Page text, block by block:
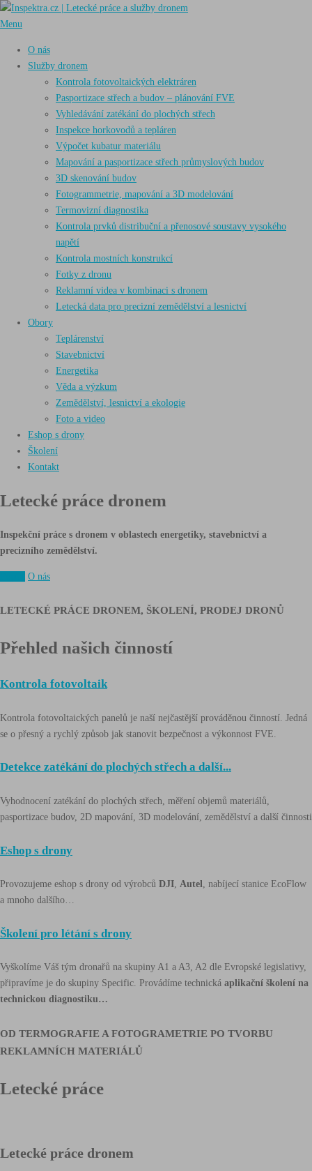
Přeskočit
na
Menu
O nás
Služby dronem
Kontrola fotovoltaických elektráren
Pasportizace střech a budov – plánování FVE
Vyhledávání zatékání do plochých střech
Inspekce horkovodů a tepláren
Výpočet kubatur materiálu
Mapování a pasportizace střech průmyslových budov
3D skenování budov
Fotogrammetrie, mapování a 3D modelování
Termovizní diagnostika
Kontrola prvků distribuční a přenosové soustavy vysokého
napětí
Kontrola mostních konstrukcí
Fotky z dronu
Reklamní videa v kombinaci s dronem
Letecká data pro precizní zemědělství a lesnictví
Obory
Teplárenství
Stavebnictví
Energetika
Věda a výzkum
Zemědělství, lesnictví a ekologie
Foto a video
Eshop s drony
Školení
Kontakt
Letecké práce dronem
Inspekční práce s dronem v oblastech energetiky, stavebnictví a
precizního zemědělství.
O nás
LETECKÉ PRÁCE DRONEM, ŠKOLENÍ, PRODEJ DRONŮ
Přehled našich činností
Kontrola fotovoltaik
Kontrola fotovoltaických panelů je naší nejčastější prováděnou činností. Jedná
se o přesný a rychlý způsob jak stanovit bezpečnost a výkonnost FVE.
Detekce zatékání do plochých střech a další...
Vyhodnocení zatékání do plochých střech, měření objemů materiálů,
pasportizace budov, 2D mapování, 3D modelování, zemědělství a další činnosti
Eshop s drony
Provozujeme eshop s drony od výrobců DJI, Autel, nabíjecí stanice EcoFlow
a mnoho dalšího…
Školení pro létání s drony
Vyškolíme Váš tým dronařů na skupiny A1 a A3, A2 dle Evropské legislativy,
připravíme je do skupiny Specific. Provádíme technická aplikační školení na
technickou diagnostiku…
OD TERMOGRAFIE A FOTOGRAMETRIE PO TVORBU
REKLAMNÍCH MATERIÁLŮ
Letecké práce
Letecké práce dronem